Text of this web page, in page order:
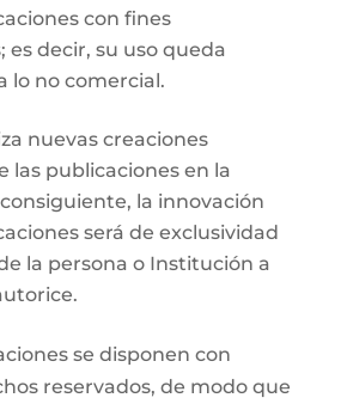
con fines
es decir, su uso queda
lo no comercial.
nuevas creaciones
las publicaciones en la
la innovación
será de exclusividad
la persona o Institución a
se disponen con
reservados, de modo que